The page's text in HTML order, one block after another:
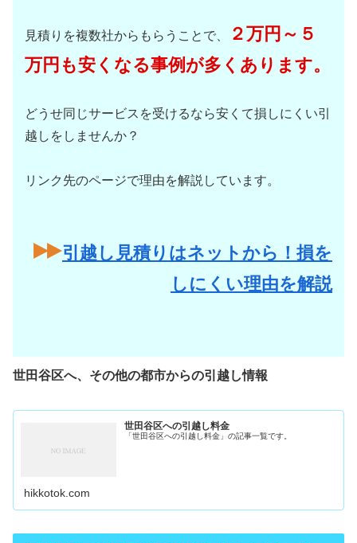
見積りを複数社からもらうことで、
２万円～５
万円も安くなる事例が多くあります。
どうせ同じサービスを受けるなら安くて損しにくい引
越しをしませんか？
リンク先のページで理由を解説しています。
引越し見積りはネットから！損を
しにくい理由を解説
世田谷区へ、その他の都市からの引越し情報
世田谷区への引越し料金
「世田谷区への引越し料金」の記事一覧です。
hikkotok.com